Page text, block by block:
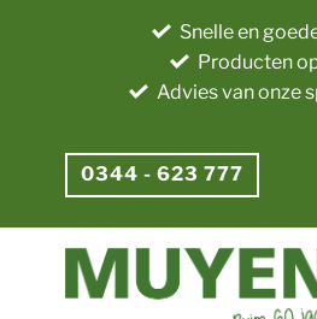
0344 - 623 777​
Snelle en
Producten
Advies van onze